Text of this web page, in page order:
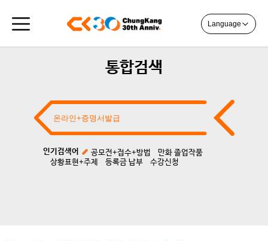
Language
통합검색
인기검색어 공모전+접수+방법
만화 졸업작품
상황표현+주제
등록금 납부 수강신청